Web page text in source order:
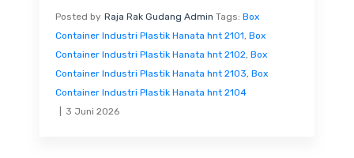
Posted by Raja Rak Gudang Admin Tags: Box
Container Industri Plastik Hanata hnt 2101, Box
Container Industri Plastik Hanata hnt 2102, Box
Container Industri Plastik Hanata hnt 2103, Box
Container Industri Plastik Hanata hnt 2104
3 Juni 2026